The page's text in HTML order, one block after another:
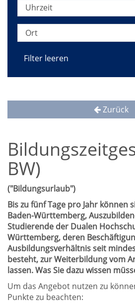
Uhrzeit
Ort
Filter leeren
Zurück
BW)
("Bildungsurlaub")
Bis zu fünf Tage pro Jahr können
Baden-Württemberg,
Studierende der Dualen
Württemberg, deren
Ausbildungsverhältnis seit
besteht, zur Weiterbildung vom
lassen. Was Sie dazu wissen
Um das Angebot nutzen zu
Punkte zu beachten: